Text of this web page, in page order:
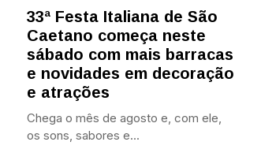
33ª Festa Italiana de São
Caetano começa neste
sábado com mais barracas
e novidades em decoração
e atrações
Chega o mês de agosto e, com ele,
os sons, sabores e...